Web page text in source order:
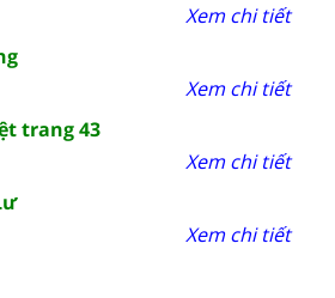
Xem chi tiết
Xem chi tiết
trang 43
Xem chi tiết
Xem chi tiết